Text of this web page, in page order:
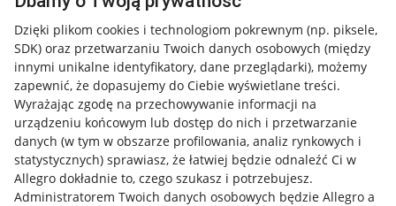
Dzięki plikom cookies i technologiom pokrewnym (np. piksele,
SDK) oraz przetwarzaniu Twoich danych osobowych (między
innymi unikalne identyfikatory, dane przeglądarki), możemy
zapewnić, że dopasujemy do Ciebie wyświetlane treści.
Wyrażając zgodę na przechowywanie informacji na
urządzeniu końcowym lub dostęp do nich i przetwarzanie
danych (w tym w obszarze profilowania, analiz rynkowych i
statystycznych) sprawiasz, że łatwiej będzie odnaleźć Ci w
Allegro dokładnie to, czego szukasz i potrzebujesz.
Administratorem Twoich danych osobowych będzie Allegro a